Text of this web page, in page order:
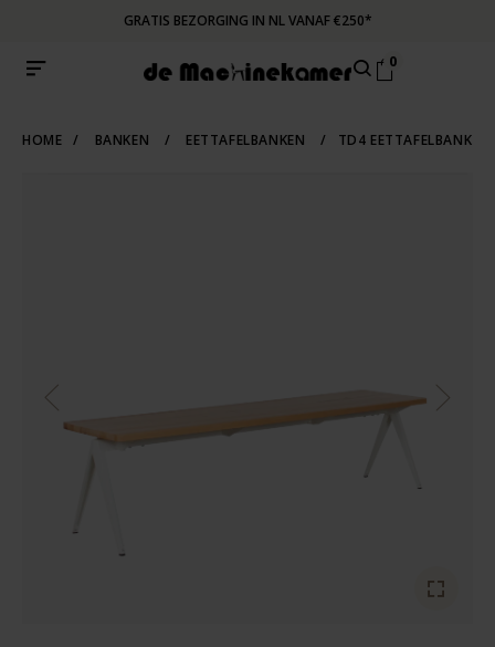
GRATIS BEZORGING IN NL VANAF €250*
0
HOME / BANKEN / EETTAFELBANKEN / TD4 EETTAFELBANK